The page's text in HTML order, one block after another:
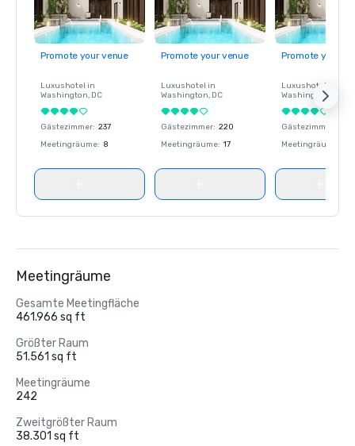
Promote your venue
Luxushotel in
Washington, DC
Gästezimmer: 237
Meetingräume: 8
Promote your venue
Luxushotel in
Washington, DC
Gästezimmer: 220
Meetingräume: 17
Promote your
Luxushotel in
Washington
Gästezimmer
Meetingräume
Meetingräume
Gesamte Meetingfläche
461.966 sq ft
Größter Raum
51.561 sq ft
Meetingräume
242
Zweitgrößter Raum
38.301 sq ft